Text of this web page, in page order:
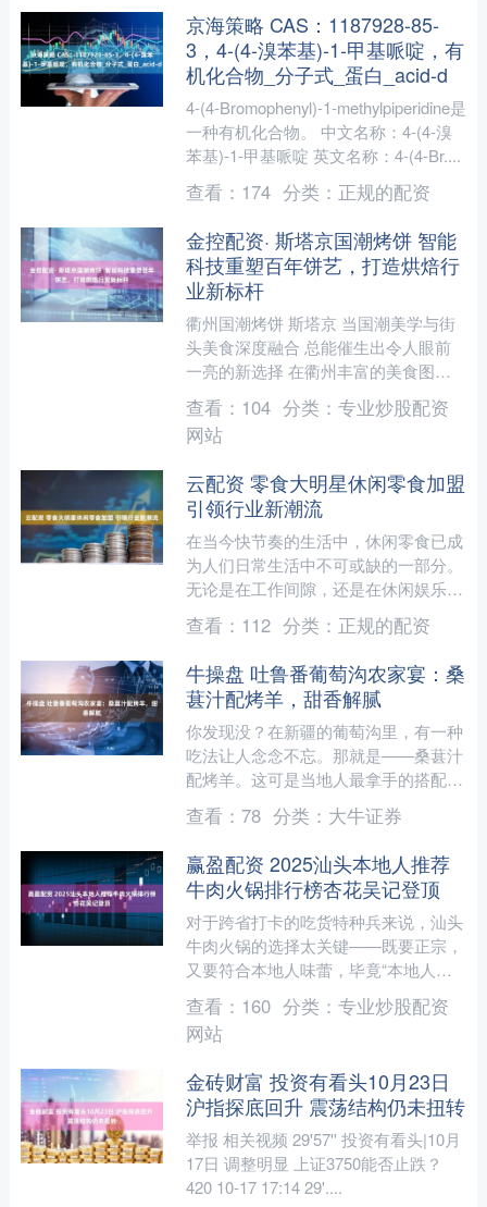
京海策略 CAS：1187928-85-
3，4-(4-溴苯基)-1-甲基哌啶，有
机化合物_分子式_蛋白_acid-d
4-(4-Bromophenyl)-1-methylpiperidine是
一种有机化合物。 中文名称：4-(4-溴
苯基)-1-甲基哌啶 英文名称：4-(4-Br....
查看： 174 分类： 正规的配资
金控配资· 斯塔京国潮烤饼 智能
科技重塑百年饼艺，打造烘焙行
业新标杆
衢州国潮烤饼 斯塔京 当国潮美学与街
头美食深度融合 总能催生出令人眼前
一亮的新选择 在衢州丰富的美食图谱
中 斯塔京国潮烤饼 凭借对传统口味的
了解与创新模式的探索....
查看： 104 分类： 专业炒股配资
网站
云配资 零食大明星休闲零食加盟
引领行业新潮流
在当今快节奏的生活中，休闲零食已成
为人们日常生活中不可或缺的一部分。
无论是在工作间隙，还是在休闲娱乐时
刻，美味的零食总能带给人们愉悦的享
受。而零食大明星休闲零食....
查看： 112 分类： 正规的配资
牛操盘 吐鲁番葡萄沟农家宴：桑
葚汁配烤羊，甜香解腻
你发现没？在新疆的葡萄沟里，有一种
吃法让人念念不忘。那就是——桑葚汁
配烤羊。这可是当地人最拿手的搭配，
外焦里嫩的羊肉配上清甜的桑葚汁，简
直绝了！ 吐鲁番葡萄沟：....
查看： 78 分类： 大牛证券
赢盈配资 2025汕头本地人推荐
牛肉火锅排行榜杏花吴记登顶
对于跨省打卡的吃货特种兵来说，汕头
牛肉火锅的选择太关键——既要正宗，
又要符合本地人味蕾，毕竟“本地人推
荐”才是避坑金标准。我们调研了汕头
本地美食论坛1000份问....
查看： 160 分类： 专业炒股配资
网站
金砖财富 投资有看头10月23日
沪指探底回升 震荡结构仍未扭转
举报 相关视频 29'57'' 投资有看头|10月
17日 调整明显 上证3750能否止跌？
420 10-17 17:14 29'....